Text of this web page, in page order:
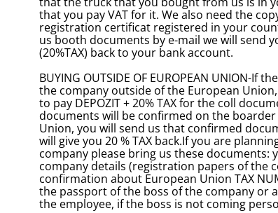
that you pay VAT for it. We also need the
registration certificat registered in your
us booth documents by e-mail we will send
(20%TAX) back to your bank account.
BUYING OUTSIDE OF EUROPEAN UNION-If
the company outside of the European
to pay DEPOZIT + 20% TAX for the coll
documents will be confirmed on the
Union, you will send us that confirmed
will give you 20 % TAX back.If you are
company please bring us these documents:
company details (registration papers of the
confirmation about European Union TAX
the passport of the boss of the company or
the employee, if the boss is not coming